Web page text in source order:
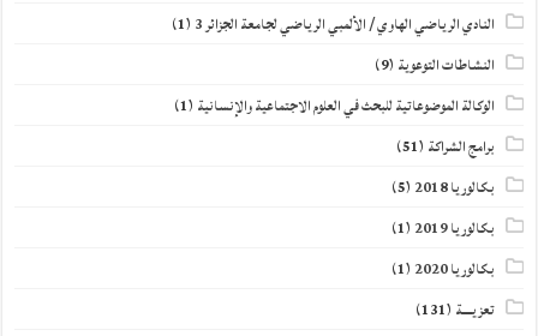
النادي الرياضي الهاوي / الألمبي الرياضي لجامعة الجزائر 3 (1)
النشاطات التوعوية (9)
الوكالة الموضوعاتية للبحث في العلوم الاجتماعية والإنسانية (1)
برامج الشراكة (51)
بكالوريا 2018
(5)
بكالوريا 2019
(1)
بكالوريا 2020
(1)
تعزيــــة (131)